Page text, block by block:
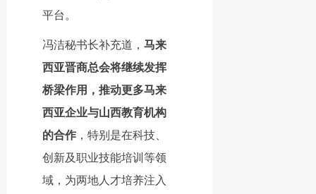
平台。
冯洁秘书长补充道， 马来
西亚晋商总会将继续发挥
桥梁作用，推动更多马来
西亚企业与山西教育机构
的合作 ，特别是在科技、
创新及职业技能培训等领
域，为两地人才培养注入